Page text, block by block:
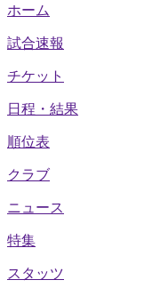
ホーム
試合速報
チケット
日程・結果
順位表
クラブ
ニュース
特集
スタッツ